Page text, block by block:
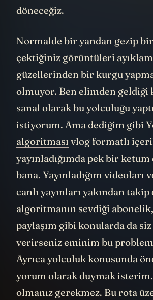
döneceğiz.
Normalde bir yandan gezip
çektiğiniz görüntüleri
güzellerinden bir kurgu
olmuyor. Ben elimden geldiği
sanal olarak bu yolculuğu
istiyorum. Ama dediğim gibi
algoritması vlog formatlı
yayınladığımda pek bir
bana. Yayınladığım videoları
canlı yayınları yakından
algoritmanın sevdiği
paylaşım gibi konularda da
verirseniz eminim bu
Ayrıca yolculuk konusunda
yorum olarak duymak
olmanız gerekmez. Bu rota